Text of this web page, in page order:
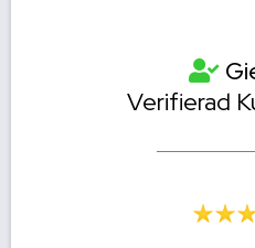
Verifierad